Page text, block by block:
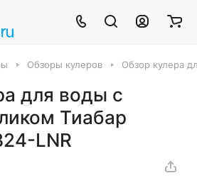
Обзоры кулеров Обзор кулера
для воды с
Тиабар
LNR